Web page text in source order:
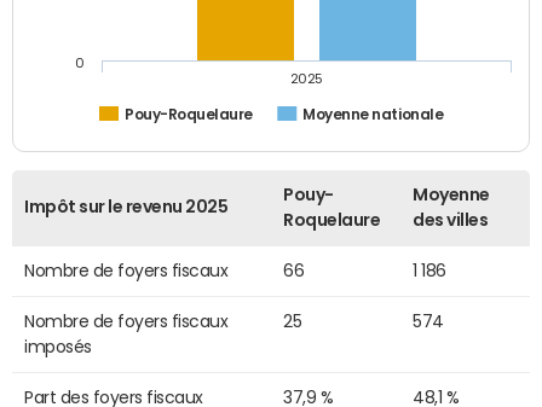
Pouy-Roquelaure Moyenne nationale
2025
0
Impôt sur le revenu 2025
Pouy-
Roquelaure
Moyenne
des villes
Nombre de foyers fiscaux 66 1 186
Nombre de foyers fiscaux
imposés
25 574
Part des foyers fiscaux
37,9 % 48,1 %